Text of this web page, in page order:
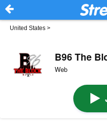
United States >
B96 The
Web